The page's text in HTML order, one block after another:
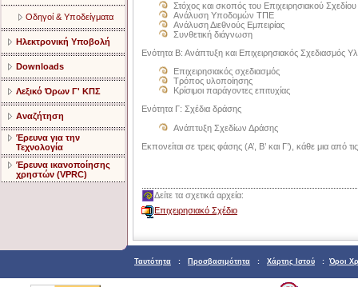
Οδηγοί & Υποδείγματα
Ηλεκτρονική Υποβολή
Downloads
Λεξικό Όρων Γ' ΚΠΣ
Αναζήτηση
Έρευνα για την
Τεχνολογία
Έρευνα ικανοποίησης
χρηστών (VPRC)
Στόχος και σκοπός του Επιχειρησιακού Σχεδίου
Ανάλυση Υποδομών ΤΠΕ
Ανάλυση Διεθνούς Εμπειρίας
Συνθετική διάγνωση
Ενότητα Β: Ανάπτυξη και Επιχειρησιακός Σχεδιασμός
Επιχειρησιακός σχεδιασμός
Τρόπος υλοποίησης
Κρίσιμοι παράγοντες επιτυχίας
Ενότητα Γ: Σχέδια δράσης
Ανάπτυξη Σχεδίων Δράσης
Εκπονείται σε τρεις φάσης (Α’, Β’ και Γ’), κάθε μια από
Δείτε τα σχετικά αρχεία:
Επιχειρησιακό Σχέδιο
Ταυτότητα : Προσβασιμότητα : Χάρτης Ιστού : Όροι